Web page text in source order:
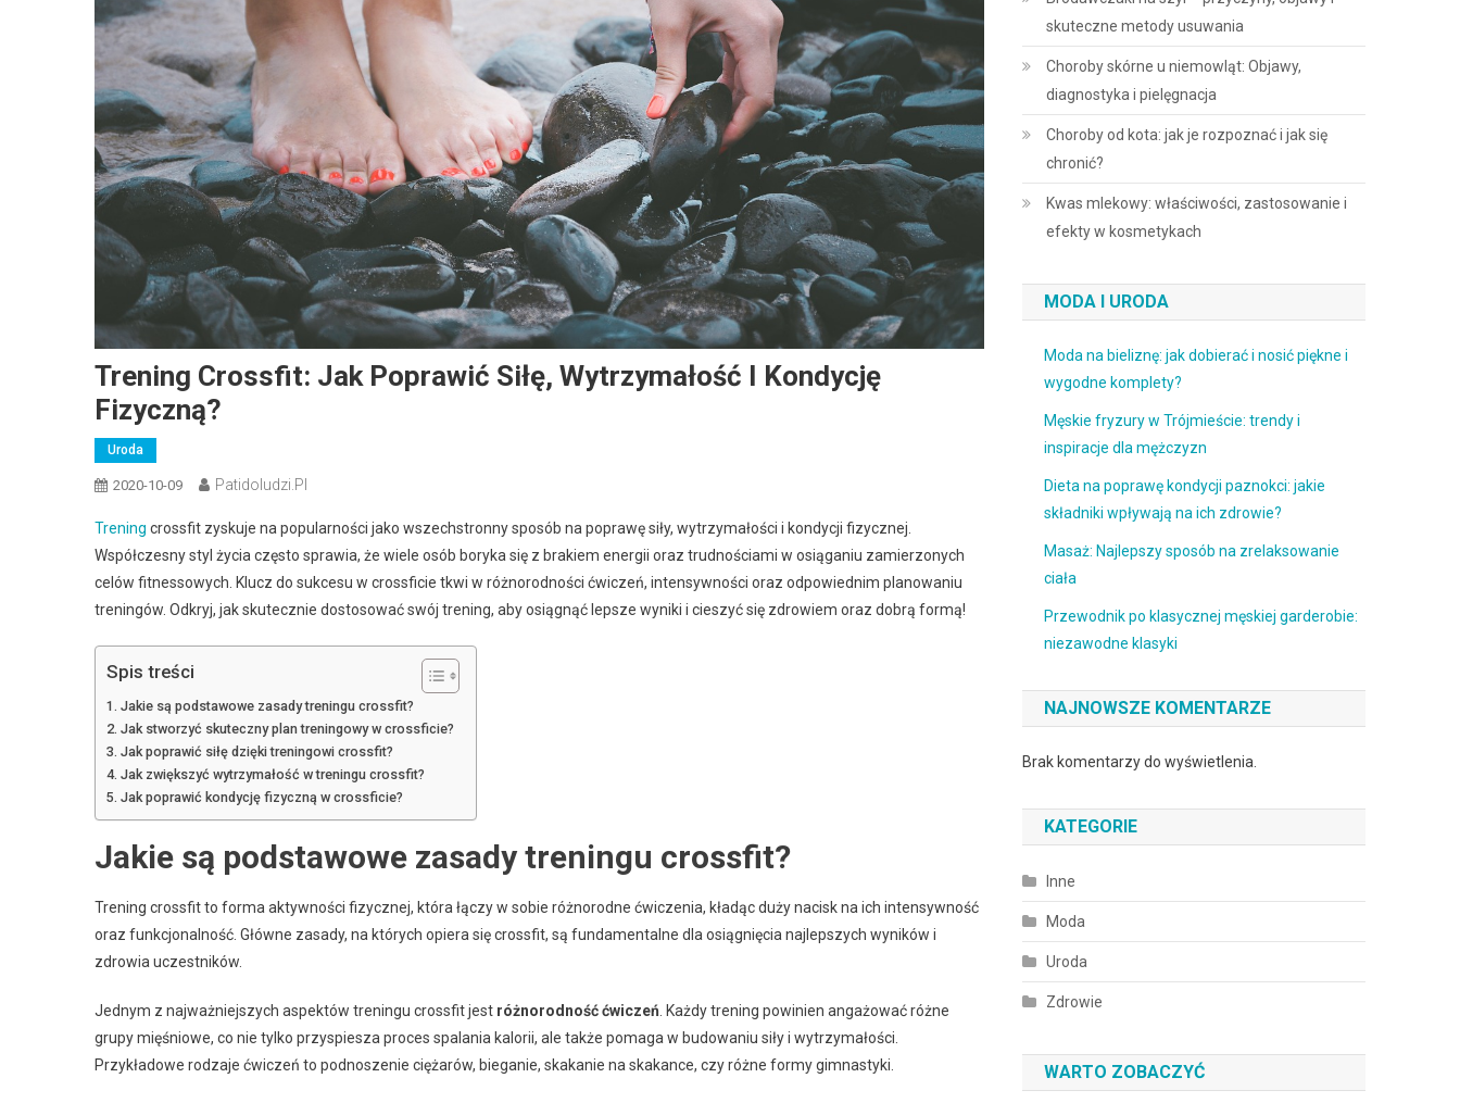
Trening Crossfit: Jak Poprawić Siłę, Wytrzymałość I Kondycję
Fizyczną?
Uroda
2020-10-09 Patidoludzi.pl
Trening crossfit zyskuje na popularności jako wszechstronny sposób na poprawę siły, wytrzymałości i kondycji fizycznej.
Współczesny styl życia często sprawia, że wiele osób boryka się z brakiem energii oraz trudnościami w osiąganiu zamierzonych
celów fitnessowych. Klucz do sukcesu w crossficie tkwi w różnorodności ćwiczeń, intensywności oraz odpowiednim planowaniu
treningów. Odkryj, jak skutecznie dostosować swój trening, aby osiągnąć lepsze wyniki i cieszyć się zdrowiem oraz dobrą formą!
Spis treści
Jakie są podstawowe zasady treningu crossfit?
Jak stworzyć skuteczny plan treningowy w crossficie?
Jak poprawić siłę dzięki treningowi crossfit?
Jak zwiększyć wytrzymałość w treningu crossfit?
Jak poprawić kondycję fizyczną w crossficie?
Jakie są podstawowe zasady treningu crossfit?
Trening crossfit to forma aktywności fizycznej, która łączy w sobie różnorodne ćwiczenia, kładąc duży nacisk na ich intensywność
oraz funkcjonalność. Główne zasady, na których opiera się crossfit, są fundamentalne dla osiągnięcia najlepszych wyników i
zdrowia uczestników.
Jednym z najważniejszych aspektów treningu crossfit jest różnorodność ćwiczeń . Każdy trening powinien angażować różne
grupy mięśniowe, co nie tylko przyspiesza proces spalania kalorii, ale także pomaga w budowaniu siły i wytrzymałości.
Przykładowe rodzaje ćwiczeń to podnoszenie ciężarów, bieganie, skakanie na skakance, czy różne formy gimnastyki.
skuteczne metody usuwania
Choroby skórne u niemowląt: Objawy,
diagnostyka i pielęgnacja
Choroby od kota: jak je rozpoznać i jak się
chronić?
Kwas mlekowy: właściwości, zastosowanie i
efekty w kosmetykach
MODA I URODA
Moda na bieliznę: jak dobierać i nosić piękne i
wygodne komplety?
Męskie fryzury w Trójmieście: trendy i
inspiracje dla mężczyzn
Dieta na poprawę kondycji paznokci: jakie
składniki wpływają na ich zdrowie?
Masaż: Najlepszy sposób na zrelaksowanie
ciała
Przewodnik po klasycznej męskiej garderobie:
niezawodne klasyki
NAJNOWSZE KOMENTARZE
Brak komentarzy do wyświetlenia.
KATEGORIE
Inne
Moda
Uroda
Zdrowie
WARTO ZOBACZYĆ